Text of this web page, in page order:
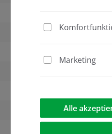
SBS/96
Marketing
Alle